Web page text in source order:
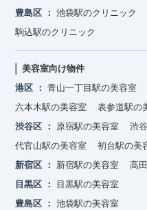
豊島区
池袋駅のクリニック
駒込駅のクリニック
美容室向け物件
港区
青山一丁目駅の美容室
六本木駅の美容室
表参道駅の
渋谷区
原宿駅の美容室 渋
代官山駅の美容室
初台駅の美
新宿区
新宿駅の美容室
高
目黒区
目黒駅の美容室
豊島区
池袋駅の美容室